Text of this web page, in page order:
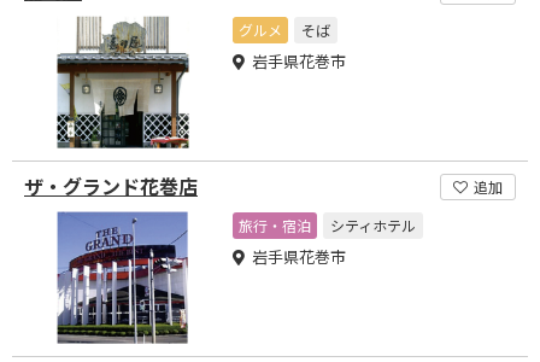
グルメ
そば
岩手県花巻市
ザ・グランド花巻店
追加
旅行・宿泊
シティホテル
岩手県花巻市